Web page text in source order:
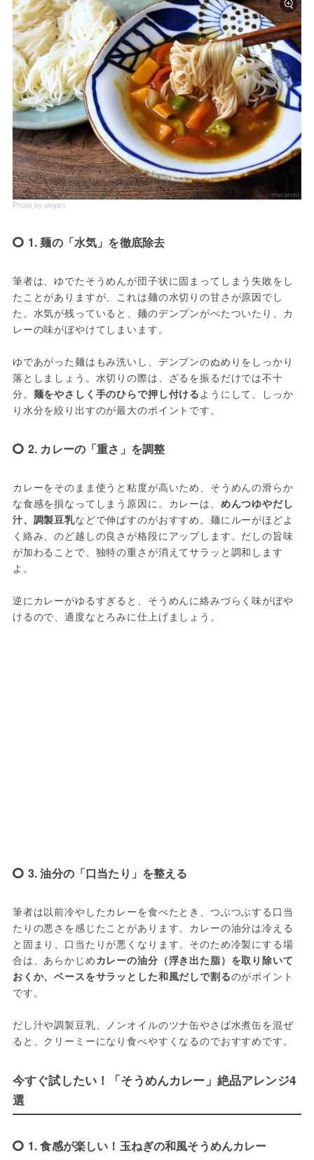
Photo by akiyon
1. 麺の「水気」を徹底除去
筆者は、ゆでたそうめんが団子状に固まってしまう失敗をし
たことがありますが、これは麺の水切りの甘さが原因でし
た。水気が残っていると、麺のデンプンがぺたついたり、カ
レーの味がぼやけてしまいます。
ゆであがった麺はもみ洗いし、デンプンのぬめりをしっかり
落としましょう。水切りの際は、ざるを振るだけでは不十
分。 麺をやさしく手のひらで押し付ける ようにして、しっか
り水分を絞り出すのが最大のポイントです。
2. カレーの「重さ」を調整
カレーをそのまま使うと粘度が高いため、そうめんの滑らか
な食感を損なってしまう原因に。カレーは、 めんつゆやだし
汁、調製豆乳などで伸ばすのがおすすめ。麺にルーがほどよ
く絡み、のど越しの良さが格段にアップします。だしの旨味
が加わることで、独特の重さが消えてサラッと調和します
よ。
逆にカレーがゆるすぎると、そうめんに絡みづらく味がぼや
けるので、適度なとろみに仕上げましょう。
3. 油分の「口当たり」を整える
筆者は以前冷やしたカレーを食べたとき、つぶつぶする口当
たりの悪さを感じたことがあります。カレーの油分は冷える
と固まり、口当たりが悪くなります。そのため冷製にする場
合は、あらかじめカレーの油分（浮き出た脂）を取り除いて
おくか、ベースをサラッとした和風だしで割るのがポイント
です。
だし汁や調製豆乳、ノンオイルのツナ缶やさば水煮缶を混ぜ
ると、クリーミーになり食べやすくなるのでおすすめです。
今すぐ試したい！「そうめんカレー」絶品アレンジ4
選
1. 食感が楽しい！玉ねぎの和風そうめんカレー